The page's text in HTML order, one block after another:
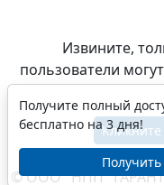
Извините,
пользователи
Кликните
© ООО "НПП
Получите полный
бесплатно на 3 дня!
Получить